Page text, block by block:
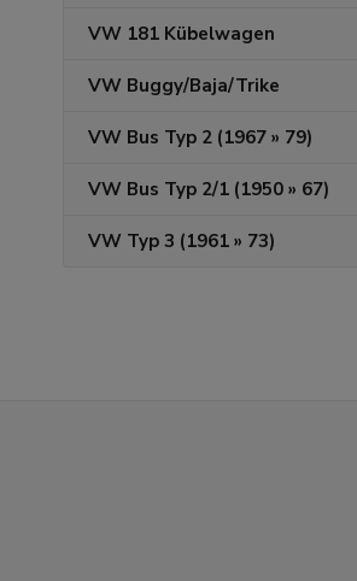
VW 181 Kübelwagen
VW Buggy/Baja/Trike
VW Bus Typ 2 (1967 » 79)
VW Bus Typ 2/1 (1950 » 67)
VW Typ 3 (1961 » 73)